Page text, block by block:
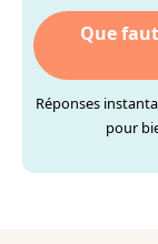
Que
Réponses
pour